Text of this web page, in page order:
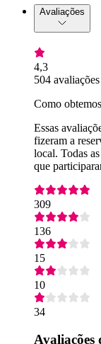
Avaliações
4,3
504 avaliações
Como
Essas
fizeram a
local. Todas
que
309
136
15
10
34
Avaliações